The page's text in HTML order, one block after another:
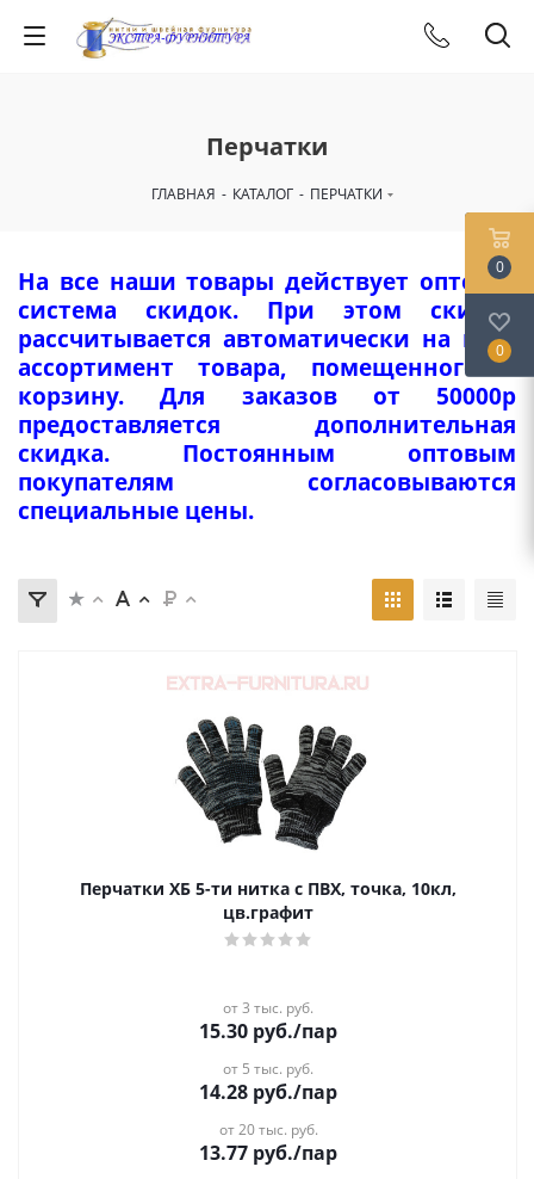
Перчатки
ГЛАВНАЯ - КАТАЛОГ - ПЕРЧАТКИ
На все наши товары действует оптовая
система скидок. При этом скидка
рассчитывается автоматически на весь
ассортимент товара, помещенного в
корзину. Для заказов от 50000р
предоставляется дополнительная
скидка. Постоянным оптовым
покупателям согласовываются
специальные цены.
Перчатки ХБ 5-ти нитка с ПВХ, точка, 10кл,
цв.графит
от 3 тыс. руб.
15.30 руб./пар
от 5 тыс. руб.
14.28 руб./пар
от 20 тыс. руб.
13.77 руб./пар
0
0